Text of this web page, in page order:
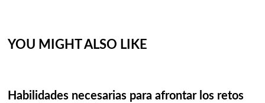
YOU MIGHT ALSO LIKE
Habilidades necesarias para afrontar los retos